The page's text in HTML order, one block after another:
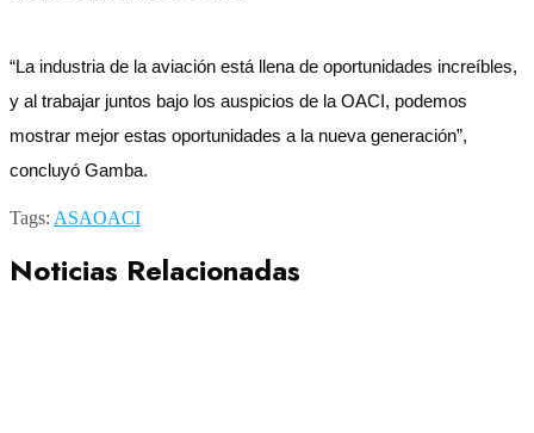
“La industria de la aviación está llena de oportunidades increíbles,
y al trabajar juntos bajo los auspicios de la OACI, podemos
mostrar mejor estas oportunidades a la nueva generación”,
concluyó Gamba.
Tags: ASAOACI
Noticias Relacionadas